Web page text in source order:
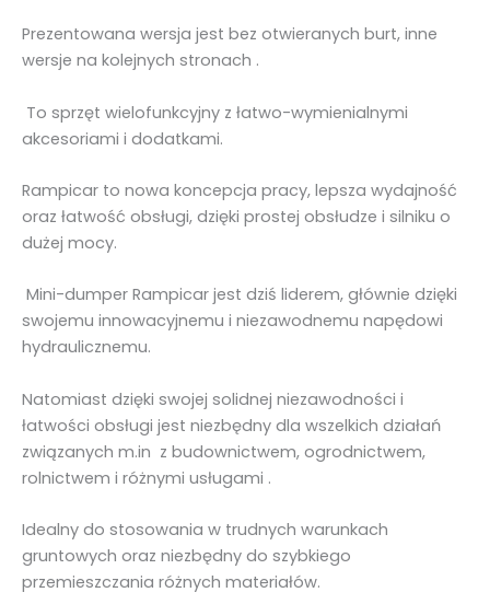
R
6
z
t
w
i
a
n
m
i
b
u
t
a
m
Prezentowana wersja jest bez otwieranych burt, inne
wersje na kolejnych stronach .
To sprzęt wielofunkcyjny z łatwo-wymienialnymi
akcesoriami i dodatkami.
Rampicar to nowa koncepcja pracy, lepsza wydajność
oraz łatwość obsługi, dzięki prostej obsłudze i silniku o
dużej mocy.
Mini-dumper Rampicar jest dziś liderem, głównie dzięki
swojemu innowacyjnemu i niezawodnemu napędowi
hydraulicznemu.
Natomiast dzięki swojej solidnej niezawodności i
łatwości obsługi jest niezbędny dla wszelkich działań
związanych m.in z budownictwem, ogrodnictwem,
rolnictwem i różnymi usługami .
Idealny do stosowania w trudnych warunkach
gruntowych oraz niezbędny do szybkiego
przemieszczania różnych materiałów.